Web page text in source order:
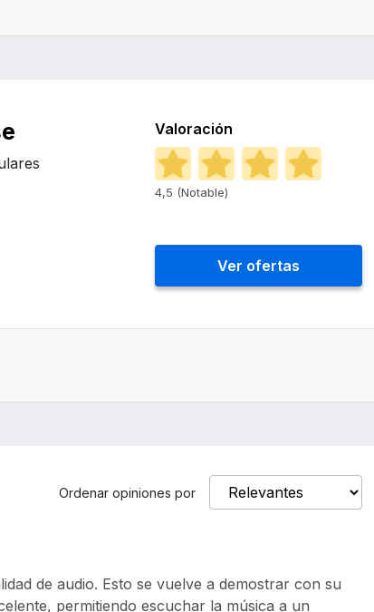
Valoración
4,5 (Notable)
Ver ofertas
Ordenar opiniones por
de audio. Esto se vuelve a demostrar con su
permitiendo escuchar la música a un